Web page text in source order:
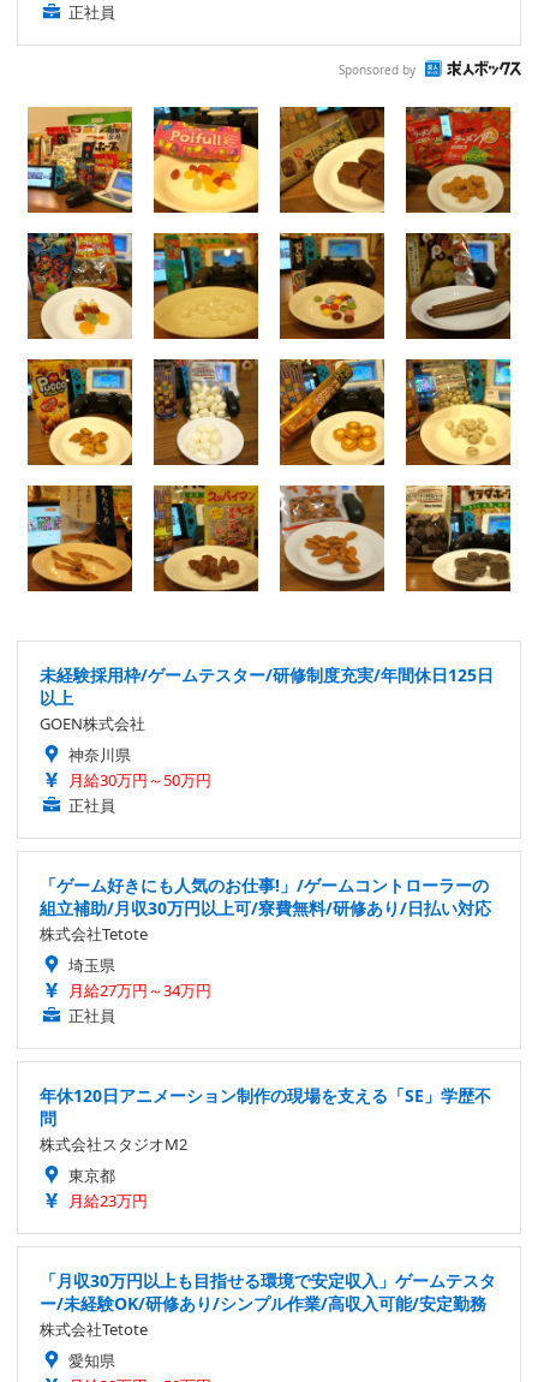
正社員
Sponsored by
未経験採用枠/ゲームテスター/研修制度充実/年間休日125日
以上
GOEN株式会社
神奈川県
月給30万円～50万円
正社員
「ゲーム好きにも人気のお仕事!」/ゲームコントローラーの
組立補助/月収30万円以上可/寮費無料/研修あり/日払い対応
株式会社Tetote
埼玉県
月給27万円～34万円
正社員
年休120日アニメーション制作の現場を支える「SE」学歴不
問
株式会社スタジオM2
東京都
月給23万円
「月収30万円以上も目指せる環境で安定収入」ゲームテスタ
ー/未経験OK/研修あり/シンプル作業/高収入可能/安定勤務
株式会社Tetote
愛知県